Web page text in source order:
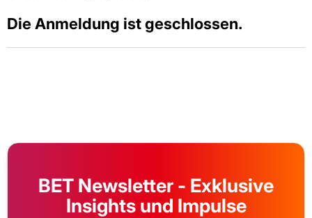
Die Anmeldung ist geschlossen.
BET Newsletter - Exklusive
Insights und Impulse